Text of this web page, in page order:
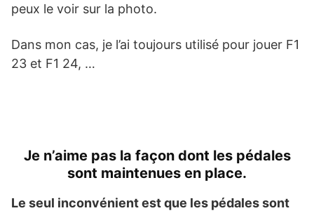
peux le voir sur la photo.
Dans mon cas, je l’ai toujours utilisé pour jouer F1
23 et F1 24, …
Je n’aime pas la façon dont les pédales
sont maintenues en place.
Le seul inconvénient est que les pédales sont